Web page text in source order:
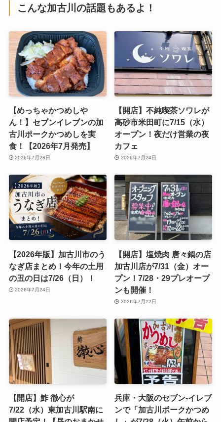
こんな加古川の話題もあるよ！
【めっちゃかつめしや
ん！】セブンイレブンの加
古川ポークかつめしを実
食！【2026年7月発売】
2026年7月28日
【開店】不純喫茶ソワレが
高砂市米田町に7/15（水）
オープン！夜だけ営業の夜
カフェ
2026年7月24日
【2026年版】加古川市のう
なぎ店まとめ！今年の土用
の丑の日は7/26（日）！
2026年7月24日
【開店】塩焼肉 唐々鍋の店
加古川店が7/31（金）オー
プン！7/28・29プレオープ
ンも開催！
2026年7月22日
【開店】鮓 徹心が
7/22（水）東加古川駅南に
兵庫・大阪のセブン-イレブ
ンで「加古川ポークかつめ